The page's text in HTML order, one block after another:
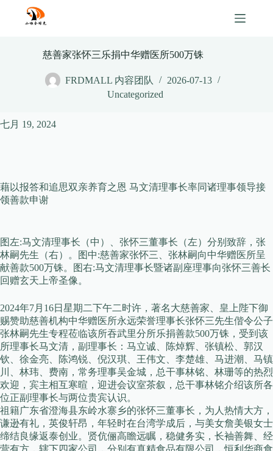
content
慈善家张怀三乐捐中华赠医所500万铢
FRDMALL 内容团队
2026-07-13
Uncategorized
七月 19, 2024
藉以报答和追思双亲养育之恩 马文清理事长率同诸理事领导接
领善款申谢
图左:马文清理事长（中）、张怀三董事长（左）分别致辞，张
林嗣先生（右）。图中:慈善家张怀三、张林嗣向中华赠医所呈
献善款500万铢。图右:马文清理事长暨诸副座理事向张怀三善长
回赠玄天上帝圣像。
2024年7月16日星期二下午二时许，著名大慈善家、皇上陛下御
赐赞助慈善机构中华赠医所永远荣誉理事长张怀三先生偕令公子
张林嗣先生专程莅临该所吞武里分所乐捐善款500万铢，受到该
所理事长马文清，副理事长：马立诚、陈焯辉、张镇松、郭汉
钦、徐金亮、陈鸿锐、倪汉琪、王伟文、李楚雄、马进潮、马镇
川、林玮、费南，常务理事吴金城，总干事林铭、林珊等的热烈
欢迎，宾主相互寒暄，迎进会议室茶叙，总干事林铭介绍该所各
位正副理事长与两位贵宾认识。
祖籍广东省澄海县东岭水寨乡的张怀三董事长，为人热情大方，
谦逊有礼，英俊轩昂，年轻时在台湾学成后，与美女詹美银女士
缔结良缘返泰创业。贤伉俪高瞻远瞩，稳健务实，长袖善舞、经
营有方，辖下四家公司，分别有真精食品有限公司，恒利华商食